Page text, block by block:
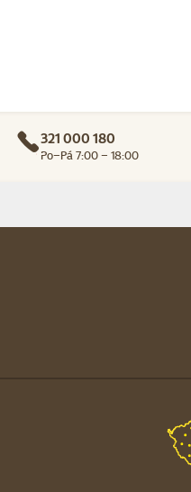
321 000 180
Po–Pá 7:00 – 18:00